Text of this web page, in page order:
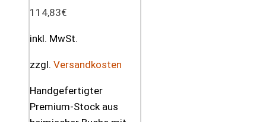
114,83€
inkl. MwSt.
zzgl. Versandkosten
Handgefertigter
Premium-Stock aus